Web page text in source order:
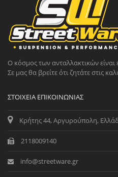
Ο κόσμος των ανταλλακτικών είναι
Σε μας θα βρείτε ότι ζητάτε στις
ΣΤΟΙΧΕΊΑ ΕΠΙΚΟΙΝΩΝΊΑΣ
Κρήτης 44, Αργυρούπολη,
2118009140
info@streetware.gr